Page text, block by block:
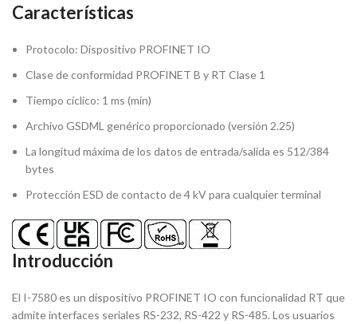
Características
Protocolo: Dispositivo PROFINET IO
Clase de conformidad PROFINET B y RT Clase 1
Tiempo cíclico: 1 ms (min)
Archivo GSDML genérico proporcionado (versión 2.25)
La longitud máxima de los datos de entrada/salida es 512/384
bytes
Protección ESD de contacto de 4 kV para cualquier terminal
Introducción
El I-7580 es un dispositivo PROFINET IO con funcionalidad RT que
admite interfaces seriales RS-232, RS-422 y RS-485. Los usuarios